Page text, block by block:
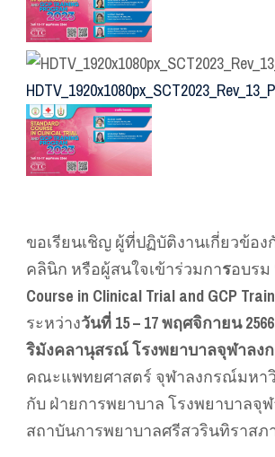
ขอเรียนเชิญ ผู้ที่ปฏิบัติงานเกี่ยวข้อง
คลินิก หรือผู้สนใจเข้าร่วมการอบรม
Course in Clinical Trial and GCP
ระหว่างวันที่ 15 – 17 พฤศจิกายน
ริมังคลานุสรณ์ โรงพยาบาลจุฬาลง
คณะแพทยศาสตร์ จุฬาลงกรณ์มหา
กับ ฝ่ายการพยาบาล โรงพยาบาลจุ
สถาบันการพยาบาลศรีสวรินทิราสภ